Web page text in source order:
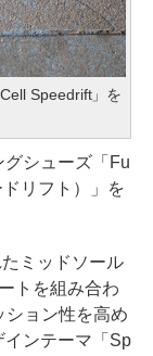
Speedrift」を
シューズ「Fu
リフト）」を
ミッドソール
トを組み合わ
ョン性を高め
ンテーマ「Sp